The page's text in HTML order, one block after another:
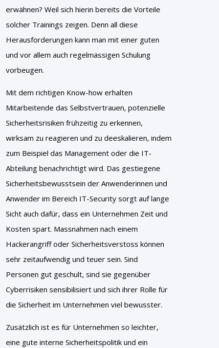
erwähnen? Weil sich hierin bereits die Vorteile
solcher Trainings zeigen. Denn all diese
Herausforderungen kann man mit einer guten
und vor allem auch regelmässigen Schulung
vorbeugen.
Mit dem richtigen Know-how erhalten
Mitarbeitende das Selbstvertrauen, potenzielle
Sicherheitsrisiken frühzeitig zu erkennen,
wirksam zu reagieren und zu deeskalieren, indem
zum Beispiel das Management oder die IT-
Abteilung benachrichtigt wird. Das gestiegene
Sicherheitsbewusstsein der Anwenderinnen und
Anwender im Bereich IT-Security sorgt auf lange
Sicht auch dafür, dass ein Unternehmen Zeit und
Kosten spart. Massnahmen nach einem
Hackerangriff oder Sicherheitsverstoss können
sehr zeitaufwendig und teuer sein. Sind
Personen gut geschult, sind sie gegenüber
Cyberrisiken sensibilisiert und sich ihrer Rolle für
die Sicherheit im Unternehmen viel bewusster.
Zusätzlich ist es für Unternehmen so leichter,
eine gute interne Sicherheitspolitik und ein